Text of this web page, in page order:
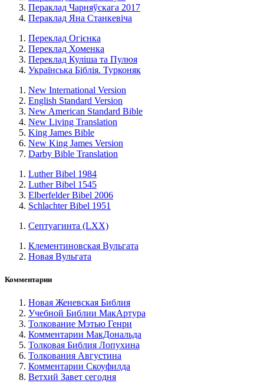
Пераклад Чарняўскага 2017
Пераклад Яна Станкевіча
Переклад Огієнка
Переклад Хоменка
Переклад Куліша та Пулюя
Українська Біблія. Турконяк
New International Version
English Standard Version
New American Standard Bible
New Living Translation
King James Bible
New King James Version
Darby Bible Translation
Luther Bibel 1984
Luther Bibel 1545
Elberfelder Bibel 2006
Schlachter Bibel 1951
Септуагинта (LXX)
Клементиновская Вульгата
Новая Вульгата
Комментарии
Новая Женевская Библия
Учебной Библии МакАртура
Толкование Мэтью Генри
Комментарии МакДональда
Толковая Библия Лопухина
Толкования Августина
Комментарии Скоуфилда
Ветхий Завет сегодня